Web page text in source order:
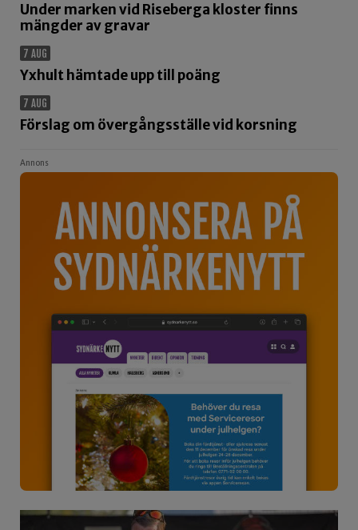
Under marken vid Riseberga kloster finns
mängder av gravar
7 AUG
Yxhult hämtade upp till poäng
7 AUG
Förslag om övergångsställe vid korsning
Annons